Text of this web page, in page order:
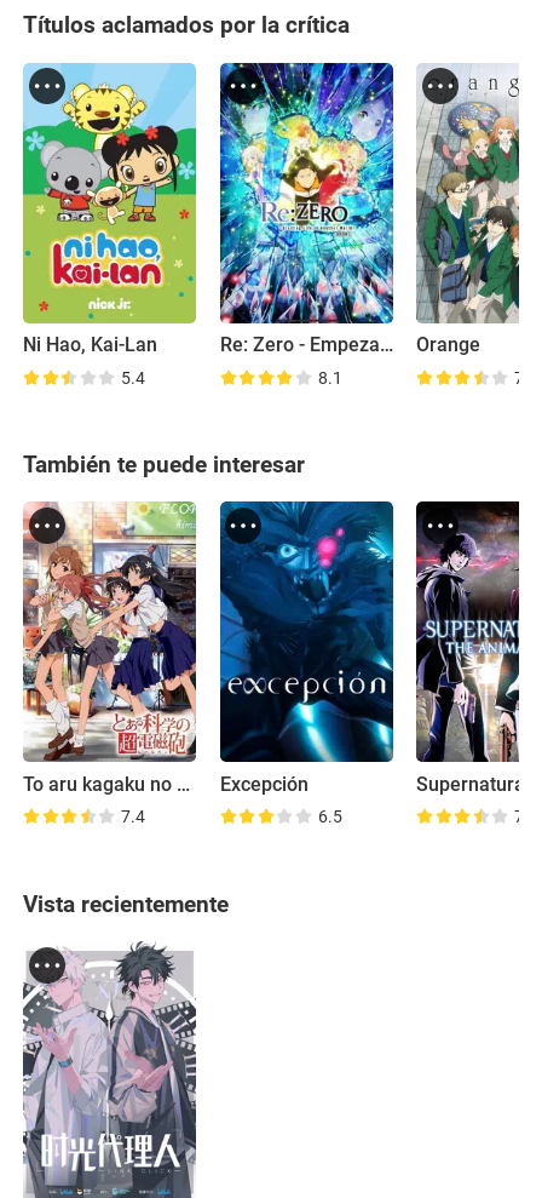
Títulos aclamados por la crítica
Ni Hao, Kai-Lan
5.4
Re: Zero - Empezar de cero en un mundo diferente
8.1
Orange
7.7
También te puede interesar
To aru kagaku no rêrugan
7.4
Excepción
6.5 7.3
Vista recientemente